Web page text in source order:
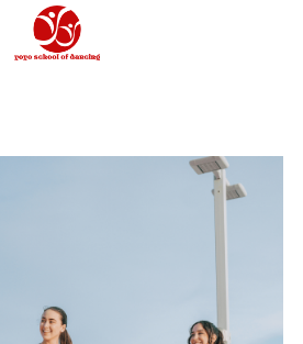
商品分类